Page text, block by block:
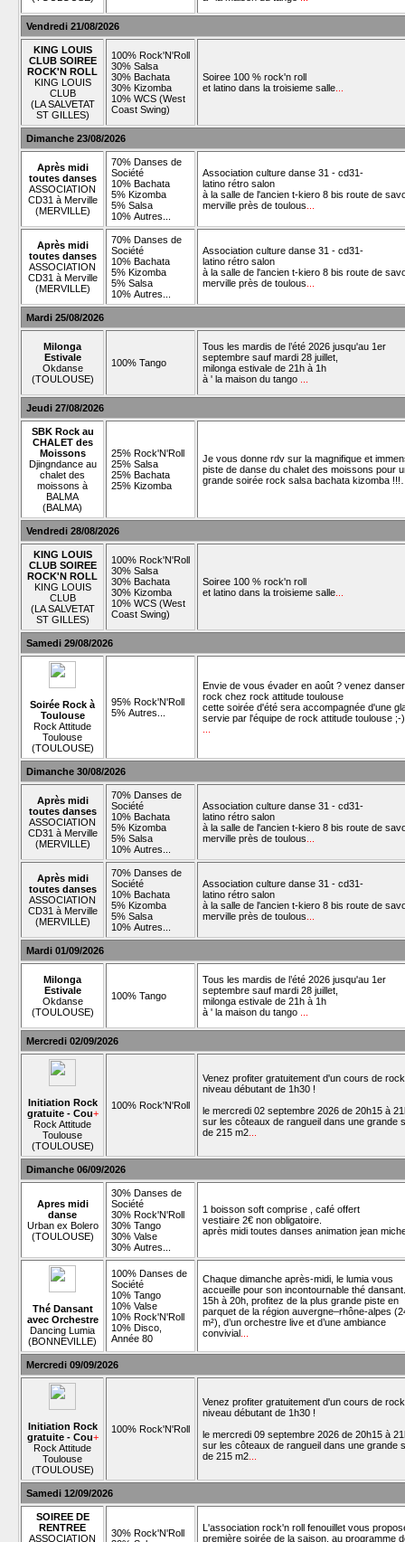
Vendredi 21/08/2026
KING LOUIS
CLUB SOIREE
ROCK'N ROLL
KING LOUIS
CLUB
(LA SALVETAT
ST GILLES)
100% Rock'N'Roll
30% Salsa
30% Bachata
30% Kizomba
10% WCS (West
Coast Swing)
Soiree 100 % rock'n roll
et latino dans la troisieme salle
Dimanche 23/08/2026
Après midi
toutes danses
ASSOCIATION
CD31 à Merville
(MERVILLE)
70% Danses de
Société
10% Bachata
5% Kizomba
5% Salsa
10% Autres...
Association culture danse 31 - cd31-
latino rétro salon
à la salle de l'ancien t-kiero 8 bis route de
merville près de toulous
Après midi
toutes danses
ASSOCIATION
CD31 à Merville
(MERVILLE)
70% Danses de
Société
10% Bachata
5% Kizomba
5% Salsa
10% Autres...
Association culture danse 31 - cd31-
latino rétro salon
à la salle de l'ancien t-kiero 8 bis route de
merville près de toulous
Mardi 25/08/2026
Milonga
Estivale
Okdanse
(TOULOUSE)
100% Tango
Tous les mardis de l’été 2026 jusqu'au 1er
septembre sauf mardi 28 juillet,
milonga estivale de 21h à 1h
à ' la maison du tango
Jeudi 27/08/2026
SBK Rock au
CHALET des
Moissons
Djingndance au
chalet des
moissons à
BALMA
(BALMA)
25% Rock'N'Roll
25% Salsa
25% Bachata
25% Kizomba
Je vous donne rdv sur la magnifique et
piste de danse du chalet des moissons pour
grande soirée rock salsa bachata kizomba
Vendredi 28/08/2026
KING LOUIS
CLUB SOIREE
ROCK'N ROLL
KING LOUIS
CLUB
(LA SALVETAT
ST GILLES)
100% Rock'N'Roll
30% Salsa
30% Bachata
30% Kizomba
10% WCS (West
Coast Swing)
Soiree 100 % rock'n roll
et latino dans la troisieme salle
Samedi 29/08/2026
Soirée Rock à
Toulouse
Rock Attitude
Toulouse
(TOULOUSE)
95% Rock'N'Roll
5% Autres...
Envie de vous évader en août ? venez
rock chez rock attitude toulouse
cette soirée d'été sera accompagnée d'une
servie par l'équipe de rock attitude toulouse ;-)
Dimanche 30/08/2026
Après midi
toutes danses
ASSOCIATION
CD31 à Merville
(MERVILLE)
70% Danses de
Société
10% Bachata
5% Kizomba
5% Salsa
10% Autres...
Association culture danse 31 - cd31-
latino rétro salon
à la salle de l'ancien t-kiero 8 bis route de
merville près de toulous
Après midi
toutes danses
ASSOCIATION
CD31 à Merville
(MERVILLE)
70% Danses de
Société
10% Bachata
5% Kizomba
5% Salsa
10% Autres...
Association culture danse 31 - cd31-
latino rétro salon
à la salle de l'ancien t-kiero 8 bis route de
merville près de toulous
Mardi 01/09/2026
Milonga
Estivale
Okdanse
(TOULOUSE)
100% Tango
Tous les mardis de l’été 2026 jusqu'au 1er
septembre sauf mardi 28 juillet,
milonga estivale de 21h à 1h
à ' la maison du tango
Mercredi 02/09/2026
Initiation Rock
gratuite - Cou+
Rock Attitude
Toulouse
(TOULOUSE)
100% Rock'N'Roll
Venez profiter gratuitement d'un cours de rock
niveau débutant de 1h30 !
le mercredi 02 septembre 2026 de 20h15 à
sur les côteaux de rangueil dans une grande
de 215 m2
Dimanche 06/09/2026
Apres midi
danse
Urban ex Bolero
(TOULOUSE)
30% Danses de
Société
30% Rock'N'Roll
30% Tango
30% Valse
30% Autres...
1 boisson soft comprise , café offert
vestiaire 2€ non obligatoire.
après midi toutes danses animation jean
Thé Dansant
avec Orchestre
Dancing Lumia
(BONNEVILLE)
100% Danses de
Société
10% Tango
10% Valse
10% Rock'N'Roll
10% Disco,
Année 80
Chaque dimanche après-midi, le lumia vous
accueille pour son incontournable thé
15h à 20h, profitez de la plus grande piste en
parquet de la région auvergne–rhône-alpes
m²), d’un orchestre live et d’une ambiance
convivial
Mercredi 09/09/2026
Initiation Rock
gratuite - Cou+
Rock Attitude
Toulouse
(TOULOUSE)
100% Rock'N'Roll
Venez profiter gratuitement d'un cours de rock
niveau débutant de 1h30 !
le mercredi 09 septembre 2026 de 20h15 à
sur les côteaux de rangueil dans une grande
de 215 m2
Samedi 12/09/2026
SOIREE DE
RENTREE
ASSOCIATION
30% Rock'N'Roll
L'association rock'n roll fenouillet vous
première soirée de la saison, au programme